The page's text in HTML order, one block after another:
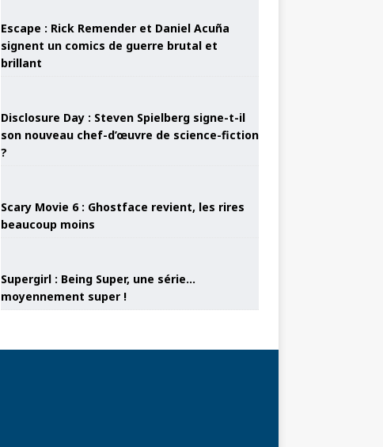
Escape : Rick Remender et Daniel Acuña
signent un comics de guerre brutal et
brillant
Disclosure Day : Steven Spielberg signe-t-il
son nouveau chef-d’œuvre de science-fiction
?
Scary Movie 6 : Ghostface revient, les rires
beaucoup moins
Supergirl : Being Super, une série…
moyennement super !